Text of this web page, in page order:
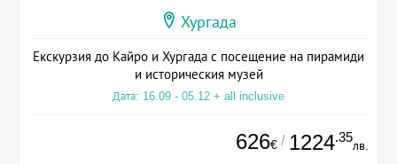
Хургада
Екскурзия до Кайро и Хургада с посещение на пирамиди
и историческия музей
Дата: 16.09 - 05.12 + all inclusive
626€ / 1224.35
лв.